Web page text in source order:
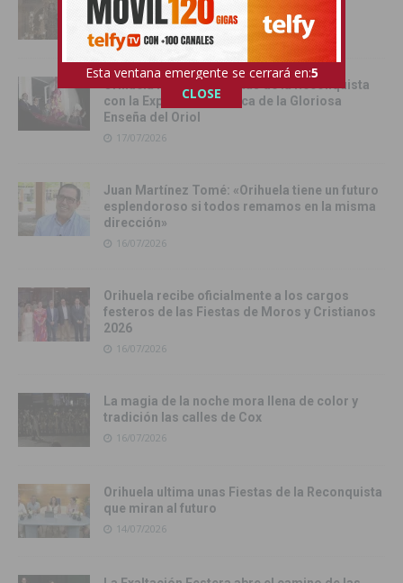
Virgen del Carmen
17/07/2026
Orihuela inicia sus Fiestas de la Reconquista
con la Exposición Pública de la Gloriosa
Enseña del Oriol
17/07/2026
Juan Martínez Tomé: «Orihuela tiene un futuro
esplendoroso si todos remamos en la misma
dirección»
16/07/2026
Orihuela recibe oficialmente a los cargos
festeros de las Fiestas de Moros y Cristianos
2026
16/07/2026
La magia de la noche mora llena de color y
tradición las calles de Cox
16/07/2026
Orihuela ultima unas Fiestas de la Reconquista
que miran al futuro
14/07/2026
Esta ventana emergente se cerrará en:4
CLOSE